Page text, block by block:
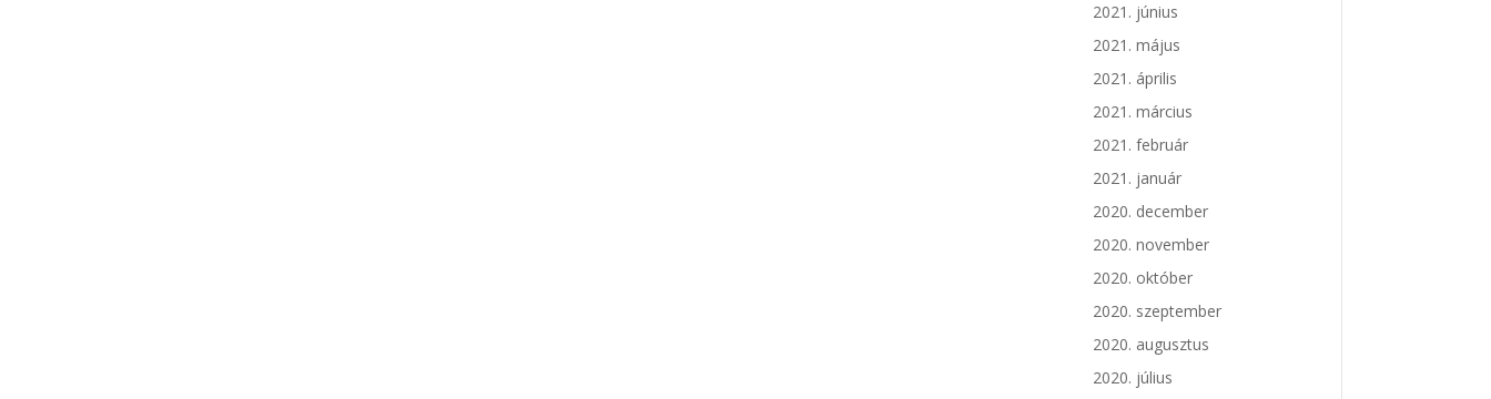
2021. június
2021. május
2021. április
2021. március
2021. február
2021. január
2020. december
2020. november
2020. október
2020. szeptember
2020. augusztus
2020. július